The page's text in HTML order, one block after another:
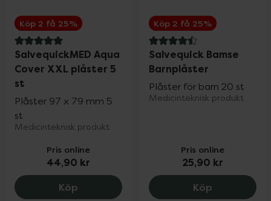
Köp 2 få 25%
5 av 5 i omdöme
SalvequickMED Aqua
Cover XXL plåster 5
st
Plåster 97 x 79 mm 5
st
Medicinteknisk produkt
Pris online
44,90 kr
Köp SalvequickMED Aqua Cover XXL
Köp 2 få 25%
4.5 av 5 i omdöme
Salvequick Bamse
Barnplåster
Plåster för barn 20 st
Medicinteknisk produkt
Pris online
25,90 kr
Köp